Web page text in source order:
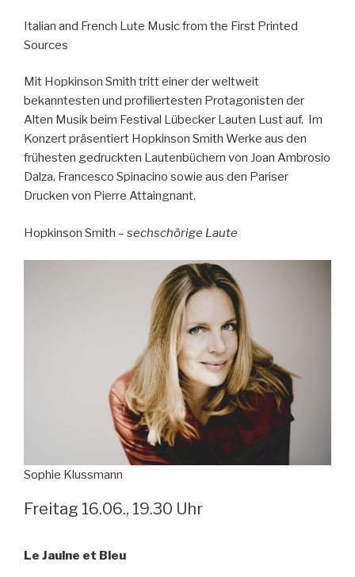
Italian and French Lute Music from the First Printed
Sources
Mit Hopkinson Smith tritt einer der weltweit
bekanntesten und profiliertesten Protagonisten der
Alten Musik beim Festival Lübecker Lauten Lust auf. Im
Konzert präsentiert Hopkinson Smith Werke aus den
frühesten gedruckten Lautenbüchern von Joan Ambrosio
Dalza, Francesco Spinacino sowie aus den Pariser
Drucken von Pierre Attaingnant.
Hopkinson Smith – sechschörige Laute
Sophie Klussmann
Freitag 16.06., 19.30 Uhr
Le Jaulne et Bleu